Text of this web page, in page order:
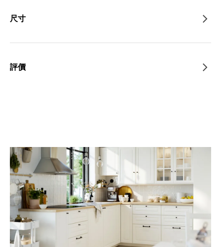
尺寸
評價